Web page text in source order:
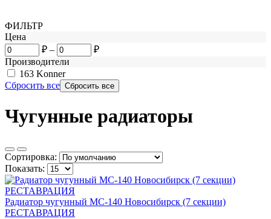
ФИЛЬТР
Цена
₽ –
₽
Производители
163 Konner
Сбросить все
Чугунные радиаторы
Сортировка:
Показать:
Радиатор чугунный МС-140 Новосибирск (7 секции)
РЕСТАВРАЦИЯ